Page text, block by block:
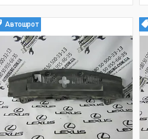
Автошрот